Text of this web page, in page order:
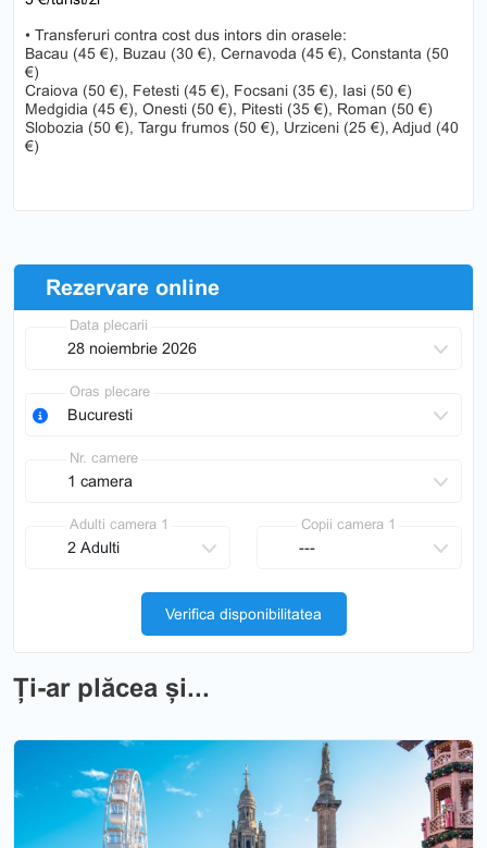
• Transferuri contra cost dus intors din orasele:
Bacau (45 €), Buzau (30 €), Cernavoda (45 €), Constanta (50
€)
Craiova (50 €), Fetesti (45 €), Focsani (35 €), Iasi (50 €)
Medgidia (45 €), Onesti (50 €), Pitesti (35 €), Roman (50 €)
Slobozia (50 €), Targu frumos (50 €), Urziceni (25 €), Adjud (40
€)
Rezervare online
Data plecarii
Oras plecare
Nr. camere
Adulti camera 1 Copii camera 1
Verifica disponibilitatea
Ți-ar plăcea și...